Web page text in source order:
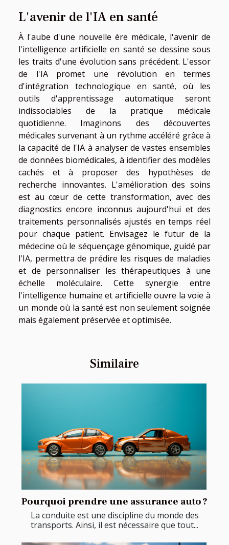
L'avenir de l'IA en santé
À l'aube d'une nouvelle ère médicale, l'avenir de
l'intelligence artificielle en santé se dessine sous
les traits d'une évolution sans précédent. L'essor
de l'IA promet une révolution en termes
d'intégration technologique en santé, où les
outils d'apprentissage automatique seront
indissociables de la pratique médicale
quotidienne. Imaginons des découvertes
médicales survenant à un rythme accéléré grâce à
la capacité de l'IA à analyser de vastes ensembles
de données biomédicales, à identifier des modèles
cachés et à proposer des hypothèses de
recherche innovantes. L'amélioration des soins
est au cœur de cette transformation, avec des
diagnostics encore inconnus aujourd'hui et des
traitements personnalisés ajustés en temps réel
pour chaque patient. Envisagez le futur de la
médecine où le séquençage génomique, guidé par
l'IA, permettra de prédire les risques de maladies
et de personnaliser les thérapeutiques à une
échelle moléculaire. Cette synergie entre
l'intelligence humaine et artificielle ouvre la voie à
un monde où la santé est non seulement soignée
mais également préservée et optimisée.
Similaire
Pourquoi prendre une assurance auto ?
La conduite est une discipline du monde des
transports. Ainsi, il est nécessaire que tout...